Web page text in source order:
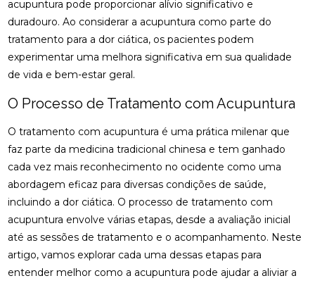
acupuntura pode proporcionar alívio significativo e
duradouro. Ao considerar a acupuntura como parte do
tratamento para a dor ciática, os pacientes podem
experimentar uma melhora significativa em sua qualidade
de vida e bem-estar geral.
O Processo de Tratamento com Acupuntura
O tratamento com acupuntura é uma prática milenar que
faz parte da medicina tradicional chinesa e tem ganhado
cada vez mais reconhecimento no ocidente como uma
abordagem eficaz para diversas condições de saúde,
incluindo a dor ciática. O processo de tratamento com
acupuntura envolve várias etapas, desde a avaliação inicial
até as sessões de tratamento e o acompanhamento. Neste
artigo, vamos explorar cada uma dessas etapas para
entender melhor como a acupuntura pode ajudar a aliviar a
DESCUBRA OS BENEFÍCIOS DA CLÍNICA DE
QUIROPRAXIA PARA SUA SAÚDE
DESCUBRA OS BENEFÍCIOS DA OSTEOPATIA
FISIOTERAPIA
DESCUBRA OS BENEFÍCIOS DE UMA CLÍNICA DE
OSTEOPATIA PARA SUA SAÚDE
DICAS PARA ESCOLHER A MELHOR PALMILHA PARA
JOANETE
RECOMENDADA?
ENCONTRE A CLÍNICA DE QUIROPRAXIA PERTO DE
VOCÊ